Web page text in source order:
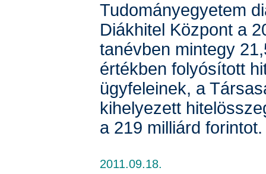
Tudományegyetem
Diákhitel Központ a
tanévben mintegy
értékben folyósított
ügyfeleinek, a
kihelyezett
a 219 milliárd
2011.09.18.